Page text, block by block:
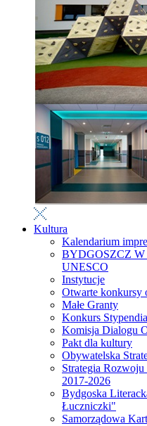
Kultura
Kalendarium
BYDGOSZCZ
UNESCO
Instytucje
Otwarte konkursy
Małe Granty
Konkurs
Komisja Dialogu
Pakt dla kultury
Obywatelska
Strategia
2017-2026
Bydgoska
Łuczniczki"
Samorządowa